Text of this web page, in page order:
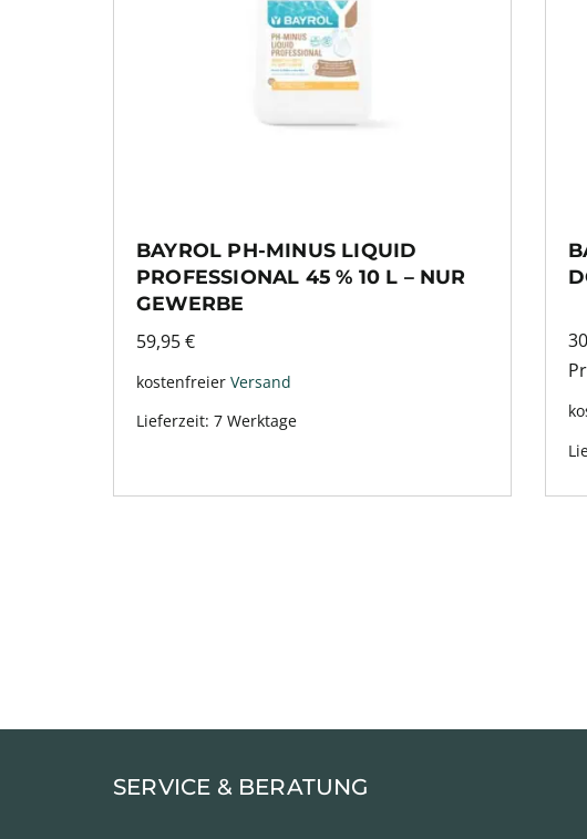
BAYROL PH-MINUS LIQUID
PROFESSIONAL 45 % 10 L – NUR
GEWERBE
59,95€
kostenfreier Versand
Lieferzeit: 7 Werktage
SERVICE & BERATUNG